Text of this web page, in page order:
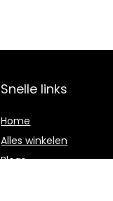
Snelle links
Home
Alles winkelen
Blogs